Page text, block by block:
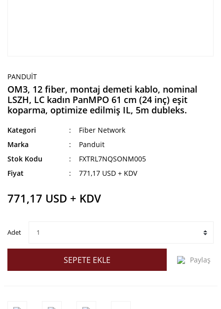
PANDUIT
OM3, 12 fiber, montaj demeti kablo, nominal
LSZH, LC kadın PanMPO 61 cm (24 inç) eşit
koparma, optimize edilmiş IL, 5m dubleks.
Kategori
Fiber Network
Marka
Panduit
Stok Kodu
FXTRL7NQSONM005
Fiyat
771,17 USD + KDV
771,17 USD + KDV
Adet
SEPETE EKLE Paylaş